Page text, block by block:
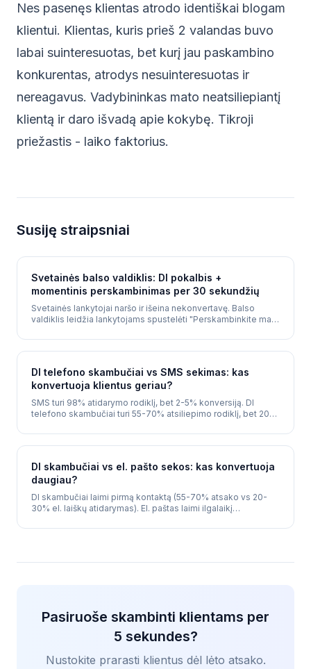
Nes pasenęs klientas atrodo identiškai blogam
klientui. Klientas, kuris prieš 2 valandas buvo
labai suinteresuotas, bet kurį jau paskambino
konkurentas, atrodys nesuinteresuotas ir
nereagavus. Vadybininkas mato neatsiliepiantį
klientą ir daro išvadą apie kokybę. Tikroji
priežastis - laiko faktorius.
Susiję straipsniai
Svetainės balso valdiklis: DI pokalbis +
momentinis perskambinimas per 30 sekundžių
Svetainės lankytojai naršo ir išeina nekonvertavę. Balso
valdiklis leidžia lankytojams spustelėti "Perskambinkite man"
ir rezervuojant susitikimus, kol lankytojas dar jūsų svetainėje.
DI telefono skambučiai vs SMS sekimas: kas
konvertuoja klientus geriau?
SMS turi 98% atidarymo rodiklį, bet 2-5% konversiją. DI
telefono skambučiai turi 55-70% atsiliepimo rodiklį, bet 20-
kiekvieną kanalą.
DI skambučiai vs el. pašto sekos: kas konvertuoja
daugiau?
DI skambučiai laimi pirmą kontaktą (55-70% atsako vs 20-
30% el. laiškų atidarymas). El. paštas laimi ilgalaikį
Pasiruoše skambinti klientams per
5 sekundes?
Nustokite prarasti klientus dėl lėto atsako.